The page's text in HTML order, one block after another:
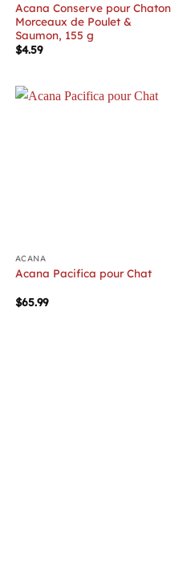
Acana Conserve pour Chaton
Morceaux de Poulet &
Saumon, 155 g
$4.59
ACANA
Acana Pacifica pour Chat
$65.99